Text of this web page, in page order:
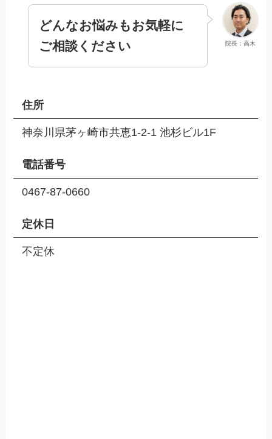
院長：高木
どんなお悩みもお気軽に
ご相談ください
住所
神奈川県茅ヶ崎市共恵1-2-1 池杉ビル1F
電話番号
0467-87-0660
定休日
不定休